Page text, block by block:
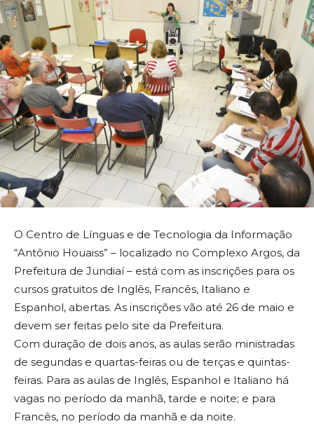
O Centro de Línguas e de Tecnologia da Informação
“Antônio Houaiss” – localizado no Complexo Argos, da
Prefeitura de Jundiaí – está com as inscrições para os
cursos gratuitos de Inglês, Francês, Italiano e
Espanhol, abertas. As inscrições vão até 26 de maio e
devem ser feitas pelo site da Prefeitura.
Com duração de dois anos, as aulas serão ministradas
de segundas e quartas-feiras ou de terças e quintas-
feiras. Para as aulas de Inglês, Espanhol e Italiano há
vagas no período da manhã, tarde e noite; e para
Francês, no período da manhã e da noite.